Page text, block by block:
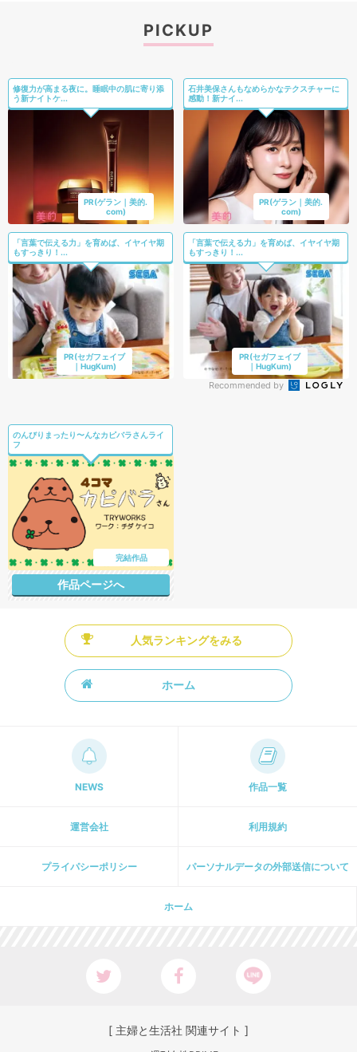
PICKUP
修復力が高まる夜に。睡眠中の肌に寄り添
う新ナイトケ...
PR(ゲラン｜美的.
com)
石井美保さんもなめらかなテクスチャーに
感動！新ナイ...
PR(ゲラン｜美的.
com)
「言葉で伝える力」を育めば、イヤイヤ期
もすっきり！...
PR(セガフェイブ
｜HugKum)
「言葉で伝える力」を育めば、イヤイヤ期
もすっきり！...
PR(セガフェイブ
｜HugKum)
Recommended by
のんびりまったり〜んなカピバラさんライ
フ
完結作品
作品ページへ
人気ランキングをみる
ホーム
NEWS 作品一覧
運営会社 利用規約
プライパシーポリシー パーソナルデータの外部送信について
ホーム
[ 主婦と生活社 関連サイト ]